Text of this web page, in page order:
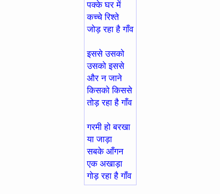
पक्के घर में
कच्चे रिश्ते
जोड़ रहा है गाँव
इससे उसको
उसको इससे
और न जाने
किसको किससे
तोड़ रहा है गाँव
गरमी हो बरखा
या जाड़ा
सबके आँगन
एक अखाड़ा
गोड़ रहा है गाँव